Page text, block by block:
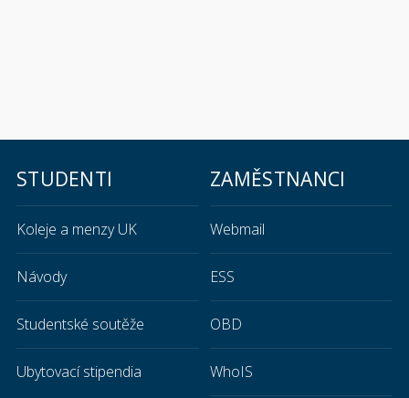
STUDENTI
Koleje a menzy UK
Návody
Studentské soutěže
Ubytovací stipendia
ZAMĚSTNANCI
Webmail
ESS
OBD
WhoIS